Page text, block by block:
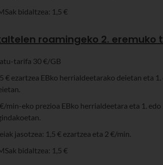
bidaltzea: 1,5 €
roamingeko 2. eremuko
tarifa 30 €/GB
€ ezartzea EBko herrialdeetarako deietan eta
min-eko prezioa EBko herrialdeetara eta 1.
jasotzea: 1,5 € ezartzea eta 2 €/min.
bidaltzea: 1,5 €